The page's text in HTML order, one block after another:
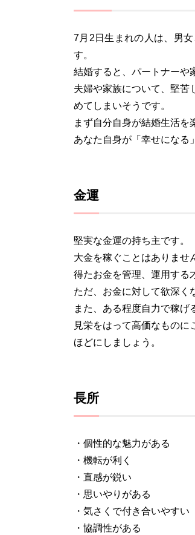
7月2日生まれの人は、男
す。
結婚すると、パートナーや
夫婦や家族について、堅苦
めてしまいそうです。
まず自分自身が結婚生活を
あなた自身が「幸せになる
金運
堅実な金運の持ち主です。
大金を稼ぐことはありませ
得たお金を管理、運用する
ただ、お金に対して欲深く
また、ある程度自力で稼げ
見栄をはって高価なもの
ほどにしましょう。
長所
・個性的な魅力がある
・機転が利く
・直感が鋭い
・思いやりがある
・気さくで付き合いやすい
・協調性がある